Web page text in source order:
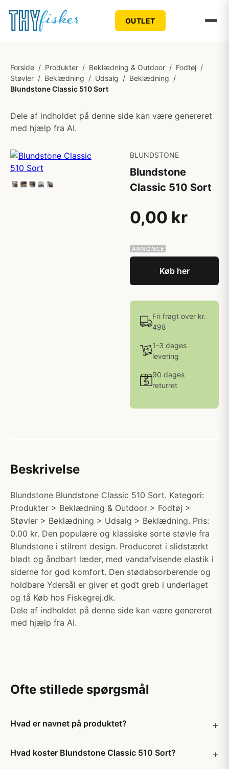
OUTLET
Forside / Produkter / Beklædning & Outdoor / Fodtøj /
Støvler / Beklædning / Udsalg / Beklædning /
Blundstone Classic 510 Sort
Dele af indholdet på denne side kan være genereret
med hjælp fra AI.
BLUNDSTONE
Blundstone
Classic 510 Sort
0,00 kr
Køb her
Fri fragt over kr.
498
1-3 dages
levering
90 dages
returret
Beskrivelse
Blundstone Blundstone Classic 510 Sort. Kategori:
Produkter > Beklædning & Outdoor > Fodtøj >
Støvler > Beklædning > Udsalg > Beklædning. Pris:
0.00 kr. Den populære og klassiske sorte støvle fra
Blundstone i stilrent design. Produceret i slidstærkt
blødt og åndbart læder, med vandafvisende elastik i
siderne for god komfort. Den stødabsorberende og
holdbare Ydersål er giver et godt greb i underlaget
og tå Køb hos Fiskegrej.dk.
Dele af indholdet på denne side kan være genereret
med hjælp fra AI.
Ofte stillede spørgsmål
Hvad er navnet på produktet?
Hvad koster Blundstone Classic 510 Sort?